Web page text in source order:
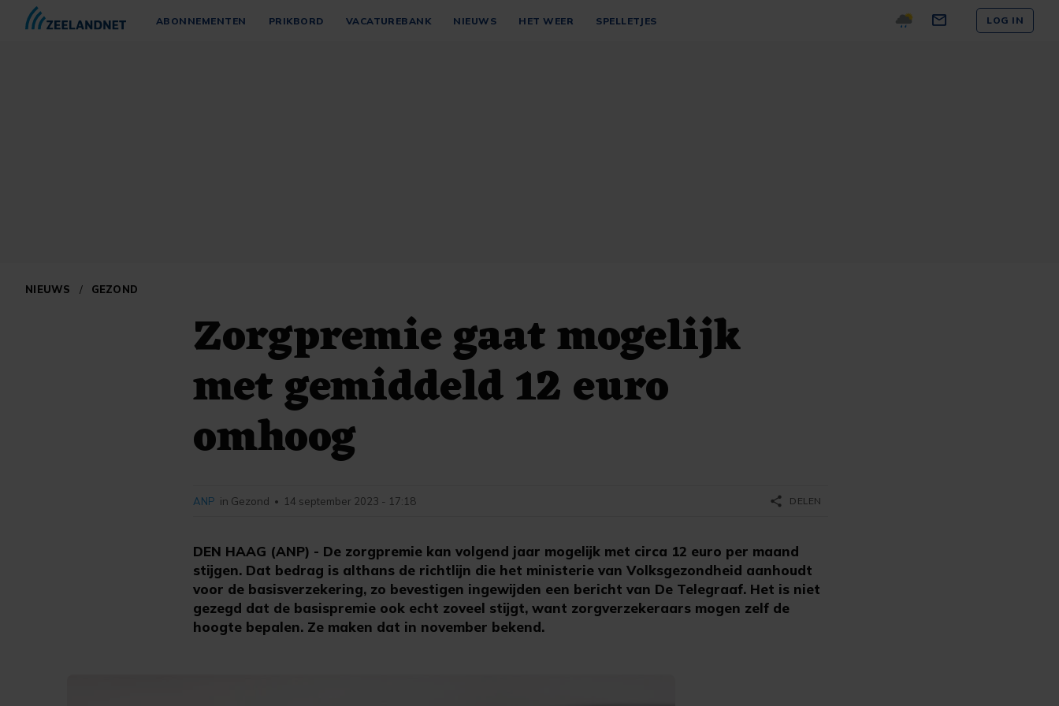
ABONNEMENTEN PRIKBORD VACATUREBANK NIEUWS HET WEER SPELLETJES LOG IN
NIEUWS / GEZOND
Zorgpremie gaat mogelijk
met gemiddeld 12 euro
omhoog
DEN HAAG (ANP) - De zorgpremie kan volgend jaar mogelijk met circa 12 euro per maand
stijgen. Dat bedrag is althans de richtlijn die het ministerie van Volksgezondheid aanhoudt
voor de basisverzekering, zo bevestigen ingewijden een bericht van De Telegraaf. Het is niet
gezegd dat de basispremie ook echt zoveel stijgt, want zorgverzekeraars mogen zelf de
hoogte bepalen. Ze maken dat in november bekend.
ANP in Gezond • 14 september 2023 - 17:18 share DELEN